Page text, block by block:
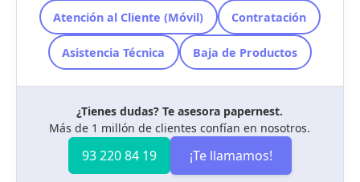
Atención al Cliente (Móvil) Contratación
Asistencia Técnica Baja de Productos
¿Tienes dudas? Te asesora papernest.
Más de 1 millón de clientes confían en nosotros.
93 220 84 19 ¡Te llamamos!